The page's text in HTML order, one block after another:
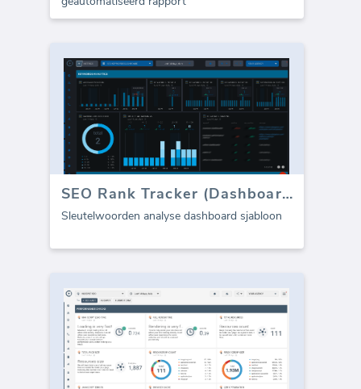
SEO Rank Tracker (Dashboard)
Sleutelwoorden analyse dashboard sjabloon